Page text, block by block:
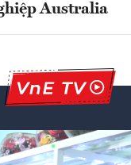
Australia